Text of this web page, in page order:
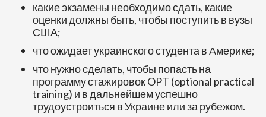
какие экзамены необходимо сдать, какие
оценки должны быть, чтобы поступить в вузы
США;
что ожидает украинского студента в Америке;
что нужно сделать, чтобы попасть на
программу стажировок OPT (optional practical
training) и в дальнейшем успешно
трудоустроиться в Украине или за рубежом.